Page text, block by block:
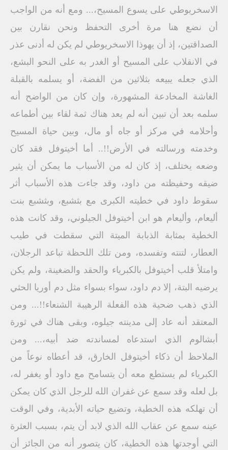
الاسخريوطي على يسوع المسيح،... ومع أنه من الواجب
أن نضع هنا مرة أخرى التحفظ ونحن نقارن بين
الصداقتين، إذ أن يهوذا الاسخريوطي لم يكن له أدنى عذر
في الانقلاب على المسيح أو الغدر به على النحو البشع،
الذي جعله يبيعه بثلاثين من الفضة، أو يسلمه بالقبلة
الغاشة المخادعة المشهورة، وإن كان من الواضح أنه
سلمه بعد أن تبين أنه لم يعد هناك ثمة لقاء بين أطماعه
وأحلامه في مركز أو جاه أو مال، وبين حياة المسيح
وخدمته ورسالته في الأرض!!.. أما أخيتوفل فقد كان
وضعه يختلف، إذ كان له من الأسباب ما يمكن أن يثير
ضيقه وحفيظته من داود، وقد جاءت هذه الأسباب أثر
سقوط داود في خطيته الكبرى مع بثشبع، وبثشبع بنت
أليعام، وأليعام هو ابن أخيتوفل الجيلوني، وقد كانت هذه
الخطية بمثابة الذبابة الميتة التي سقطت في طيب
العطار، لتنته وتفسده، ومن تلك اللحظة تباعد الرجلان،
وامتلأ قلب أخيتوفل بالكبرياء والحقد والضغينة، ولم يكن
يرضيه البتة، إلا دم داود، سواء بسواء مثل دم أوريا الحثي
الذي ذهب ضحية هذه الفعلة الرهيبة الشنعاء!!... ومن
المعتقد أنه عاد إلى مدينته جيلوه، وبقى هناك في ثورة
أبشالوم الذي استدعاه لمساندته ضد أبيه،... ومن
الملاحظ أن ذكاء أخيتوفل الخارق، قد أعطاه نوعاً من
الكبرياء لم يستطع معه أن يتسامح مع داود أو يغفر له،
بل لعله وقد سمع عن غفران الله للرجل الذي كان يمكن
أن تهلكه هذه الخطية، وتضيع حياته الأبدية، وفي الوقت
عينه سمع عن عقاب الله الذي لابد أن يتم، بسبب العثرة
التي أوجدتها هذه الخطية، كان يتصور أنه من الجائز أن